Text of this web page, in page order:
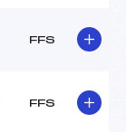
FFS
FFS